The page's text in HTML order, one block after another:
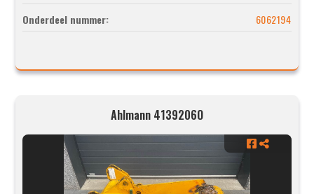
Onderdeel nummer:
6062194
Ahlmann 4139206O